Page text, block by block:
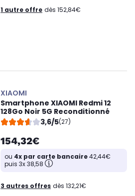
1 autre offre dès 152,84€
XIAOMI
Smartphone XIAOMI Redmi 12
128Go Noir 5G Reconditionné
3,6/5(27)
154,32€
ou 4x par carte bancaire42,44€
puis 3x 38,58
3 autres offres dès 132,21€